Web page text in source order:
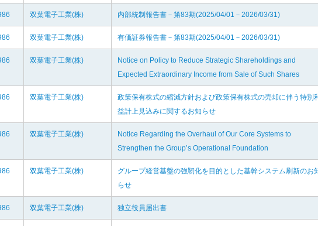
双葉電子工業(株) 内部統制報告書－第83期(2025/04/01－2026/03/31)
双葉電子工業(株) 有価証券報告書－第83期(2025/04/01－2026/03/31)
双葉電子工業(株)
Notice on Policy to Reduce Strategic Shareholdings and
Expected Extraordinary Income from Sale of Such Shares
双葉電子工業(株)
政策保有株式の縮減方針および政策保有株式の売却に伴う特別
益計上見込みに関するお知らせ
双葉電子工業(株)
Notice Regarding the Overhaul of Our Core Systems to
Strengthen the Group’s Operational Foundation
双葉電子工業(株)
グループ経営基盤の強靭化を目的とした基幹システム刷新のお
らせ
双葉電子工業(株) 独立役員届出書